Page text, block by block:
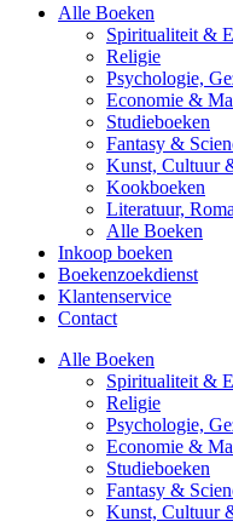
Alle Boeken
Spiritualiteit &
Religie
Psychologie,
Economie &
Studieboeken
Fantasy &
Kunst, Cultuur
Kookboeken
Literatuur,
Alle Boeken
Inkoop boeken
Boekenzoekdienst
Klantenservice
Contact
Alle Boeken
Spiritualiteit &
Religie
Psychologie,
Economie &
Studieboeken
Fantasy &
Kunst, Cultuur